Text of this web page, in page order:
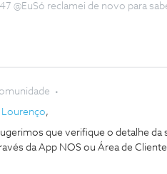
@EuSó reclamei de novo para
Lourenço,
que verifique o detalhe
da App NOS ou Área de